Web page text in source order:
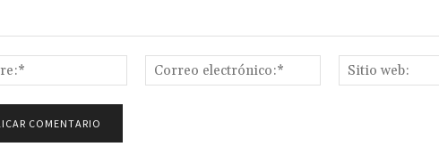
Nombre:*
Correo
electrónico:*